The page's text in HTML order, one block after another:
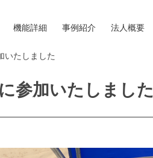
機能詳細 事例紹介 法人概要
いたしました
参加いたしました